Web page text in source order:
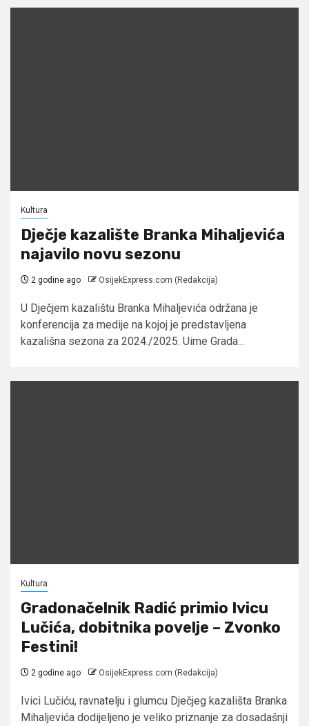
Kultura
Dječje kazalište Branka Mihaljevića
najavilo novu sezonu
2 godine ago OsijekExpress.com (Redakcija)
U Dječjem kazalištu Branka Mihaljevića održana je
konferencija za medije na kojoj je predstavljena
kazališna sezona za 2024./2025. Uime Grada...
Kultura
Gradonačelnik Radić primio Ivicu
Lučića, dobitnika povelje – Zvonko
Festini!
2 godine ago OsijekExpress.com (Redakcija)
Ivici Lučiću, ravnatelju i glumcu Dječjeg kazališta Branka
Mihaljevića dodijeljeno je veliko priznanje za dosadašnji